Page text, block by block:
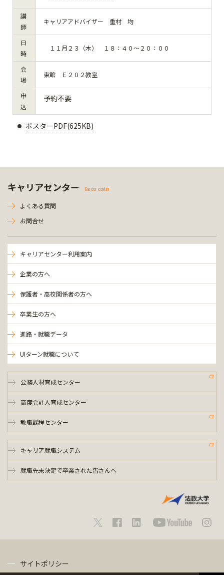
講
師
キャリアアドバイザー 重村 均
日
時
１１月２３（木） １８：４０～２０：００
会
場
東館 Ｅ２０２教室
申
込
予約不要
ポスターPDF(625KB)
キャリアセンター Career center
よくある質問
お問合せ
キャリアセンター利用案内
企業の方へ
保護者・高校関係者の方へ
卒業生の方へ
進路・就職データ
UIターン就職について
公務人材育成センター
高度会計人育成センター
教職課程センター
キャリア就職システム
就職先未決定で卒業された皆さんへ
サイトポリシー